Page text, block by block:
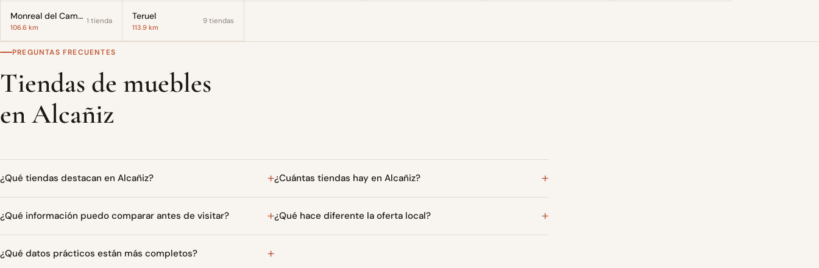
Monreal del Campo
106.6 km
1 tienda Teruel
113.9 km
9 tiendas
PREGUNTAS FRECUENTES
Tiendas de muebles
en Alcañiz
¿Qué tiendas destacan en Alcañiz? ¿Cuántas tiendas hay en Alcañiz?
¿Qué información puedo comparar antes de visitar? ¿Qué hace diferente la oferta local?
¿Qué datos prácticos están más completos?